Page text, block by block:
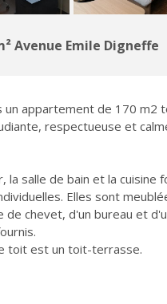
Avenue Emile Digneffe
un appartement de 170 m2
respectueuse et
la salle de bain et la
Elles sont
chevet, d'un bureau et
toit est un toit-terrasse.